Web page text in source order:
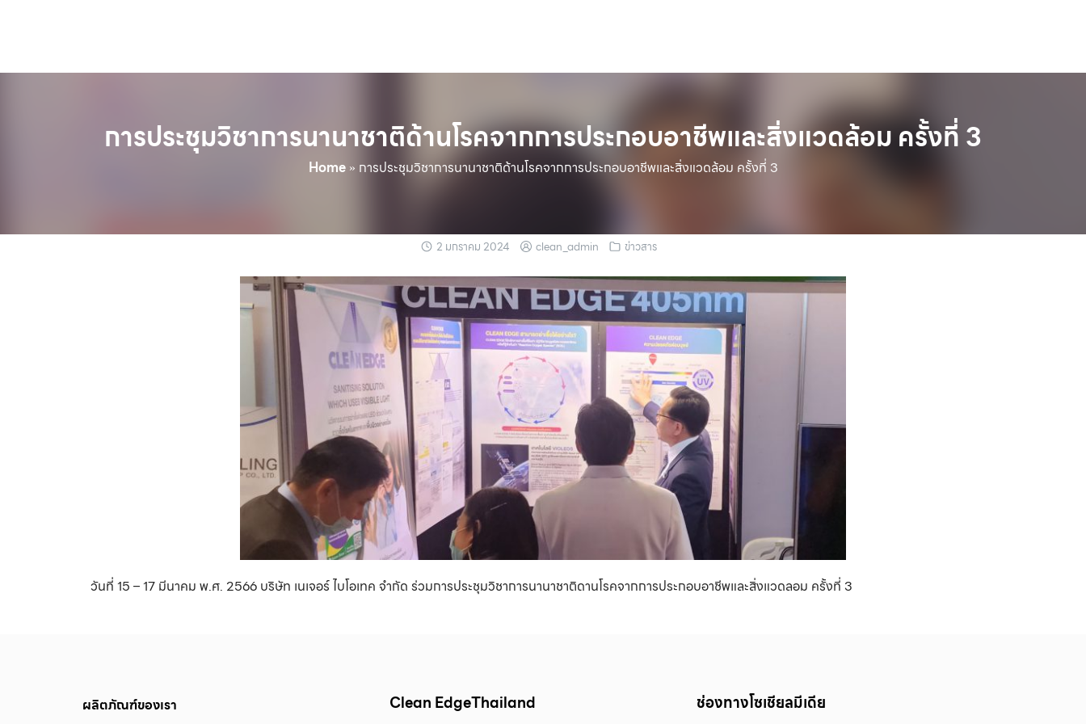
การประชุมวิชาการนานาชาติด้านโรคจากการประกอบอาชีพและสิ่งแวดล้อม ครั้งที่ 3
Home» การประชุมวิชาการนานาชาติด้านโรคจากการประกอบอาชีพและสิ่งแวดล้อม ครั้งที่ 3
2 มกราคม 2024 clean_admin ข่าวสาร
วันที่ 15 – 17 มีนาคม พ.ศ. 2566 บริษัท เนเจอร์ ไบโอเทค จำกัด ร่วมการประชุมวิชาการนานาชาติดานโรคจากการประกอบอาชีพและสิ่งแวดลอม ครั้งที่ 3
ผลิตภัณฑ์ของเรา Clean EdgeThailand ช่องทางโซเชียลมีเดีย